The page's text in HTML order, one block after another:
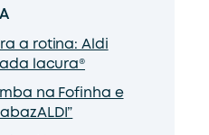
a rotina: Aldi
lacura®
na Fofinha e